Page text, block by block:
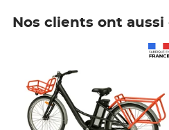
Nos clients ont